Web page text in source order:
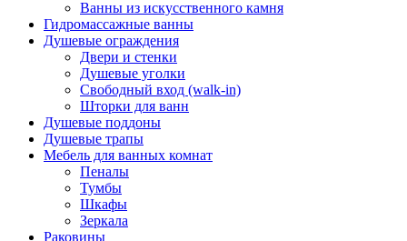
Ванны из искусственного камня
Гидромассажные ванны
Душевые ограждения
Двери и стенки
Душевые уголки
Свободный вход (walk-in)
Шторки для ванн
Душевые поддоны
Душевые трапы
Мебель для ванных комнат
Пеналы
Тумбы
Шкафы
Зеркала
Раковины